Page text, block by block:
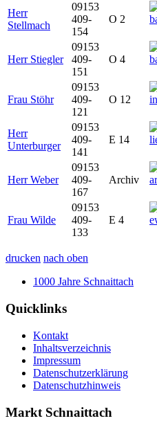
Herr
Stellmach
09153
409-
154
O 2
Herr Stiegler
09153
409-
151
O 4
Frau Stöhr
09153
409-
121
O 12
Herr
Unterburger
09153
409-
141
E 14
Herr Weber
09153
409-
167
Archiv
Frau Wilde
09153
409-
133
E 4
drucken nach oben
1000 Jahre Schnaittach
Quicklinks
Kontakt
Inhaltsverzeichnis
Impressum
Datenschutzerklärung
Datenschutzhinweis
Markt Schnaittach